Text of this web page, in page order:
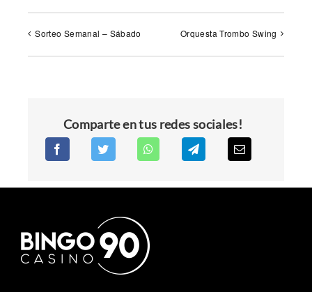
Sorteo Semanal – Sábado Orquesta Trombo Swing
Comparte en tus redes sociales!